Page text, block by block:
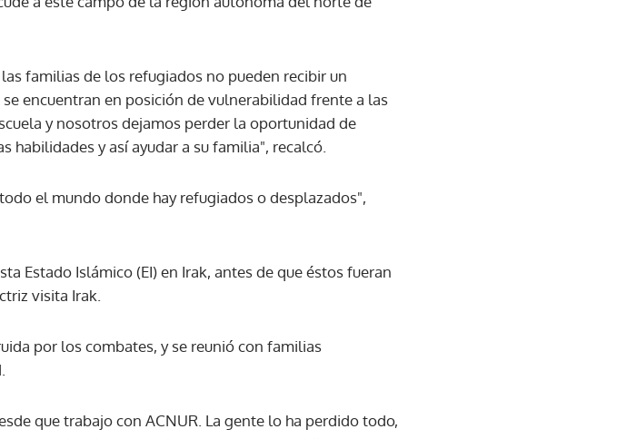
a nuestro boletín.
ACEPTAR
familias de los refugiados no pueden recibir un
encuentran en posición de vulnerabilidad frente a las
y nosotros dejamos perder la oportunidad de
y así ayudar a su familia", recalcó.
el mundo donde hay refugiados o desplazados",
Estado Islámico (EI) en Irak, antes de que éstos fueran
visita Irak.
por los combates, y se reunió con familias
que trabajo con ACNUR. La gente lo ha perdido todo,